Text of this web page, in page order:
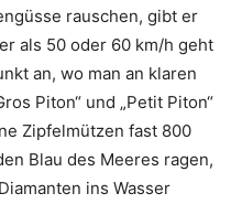
rauschen, gibt er
als 50 oder 60 km/h geht
an, wo man an klaren
Piton“ und „Petit Piton“
Zipfelmützen fast 800
Blau des Meeres ragen,
ins Wasser